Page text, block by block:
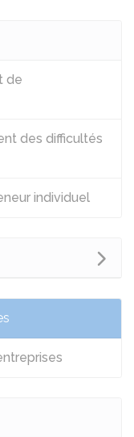
de
des difficultés
individuel